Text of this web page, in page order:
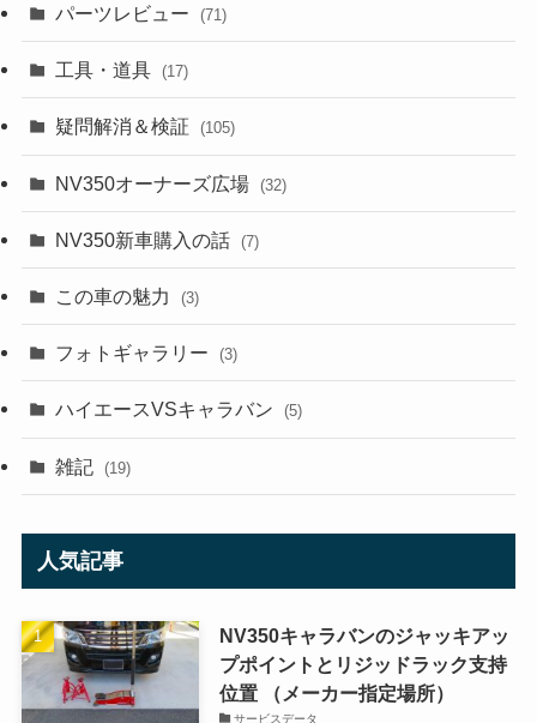
パーツレビュー (71)
工具・道具 (17)
疑問解消＆検証 (105)
NV350オーナーズ広場 (32)
NV350新車購入の話 (7)
この車の魅力 (3)
フォトギャラリー (3)
ハイエースVSキャラバン (5)
雑記 (19)
人気記事
NV350キャラバンのジャッキアッ
プポイントとリジッドラック支持
位置 （メーカー指定場所）
サービスデータ